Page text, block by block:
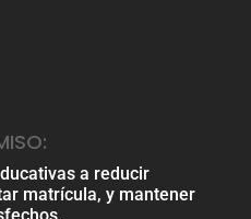
a reducir
matrícula, y mantener